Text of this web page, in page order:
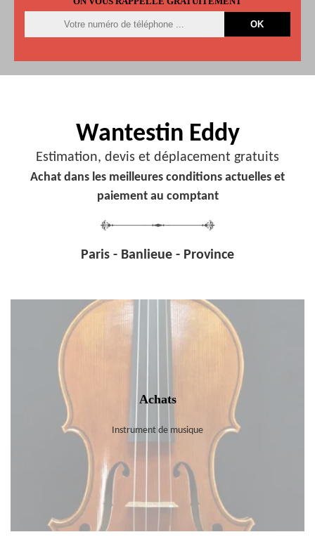
Wantestin Eddy
Estimation, devis et déplacement gratuits
Achat dans les meilleures conditions actuelles et
paiement au comptant
Paris - Banlieue - Province
Achats
Instrument de musique